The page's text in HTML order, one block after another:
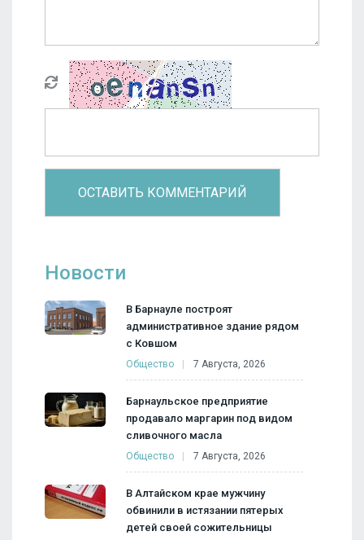
Новости
В Барнауле построят
административное здание рядом
с Ковшом
Общество 7 Августа, 2026
Барнаульское предприятие
продавало маргарин под видом
сливочного масла
Общество 7 Августа, 2026
В Алтайском крае мужчину
обвинили в истязании пятерых
детей своей сожительницы